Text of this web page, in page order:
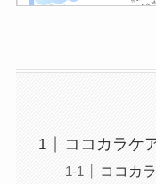
ココカラケ
ココカ